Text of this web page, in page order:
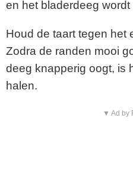
en het bladerdeeg
Houd de taart tegen het
Zodra de randen mooi
deeg knapperig oogt, is
halen.
▼ Ad by